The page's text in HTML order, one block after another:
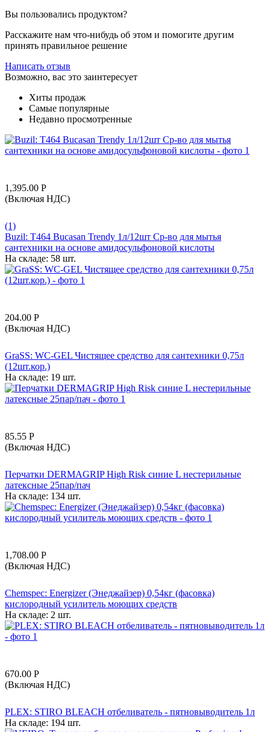
Вы пользовались продуктом?
Расскажите нам что-нибудь об этом и помогите другим
принять правильное решение
Написать отзыв
Возможно, вас это заинтересует
Хиты продаж
Самые популярные
Недавно просмотренные
1,395.00 Р
(Включая НДС)
(1)
Buzil: T464 Bucasan Trendy 1л/12шт Ср-во для мытья
сантехники на основе амидосульфоновой кислоты
На складе: 58 шт.
204.00 Р
(Включая НДС)
GraSS: WC-GEL Чистящее средство для сантехники 0,75л
(12шт.кор.)
На складе: 19 шт.
85.55 Р
(Включая НДС)
Перчатки DERMAGRIP High Risk синие L нестерильные
латексные 25пар/пач
На складе: 134 шт.
1,708.00 Р
(Включая НДС)
Chemspec: Energizer (Энеджайзер) 0,54кг (фасовка)
кислородный усилитель моющих средств
На складе: 2 шт.
670.00 Р
(Включая НДС)
PLEX: STIRO BLEACH отбеливатель - пятновыводитель 1л
На складе: 194 шт.